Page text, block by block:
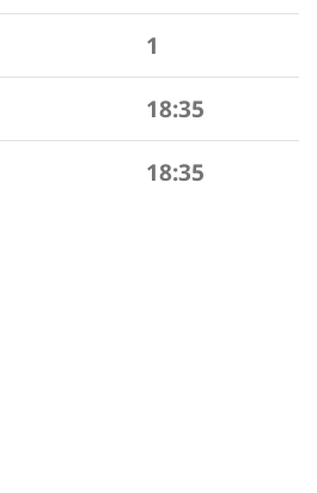
1
18:35
18:35